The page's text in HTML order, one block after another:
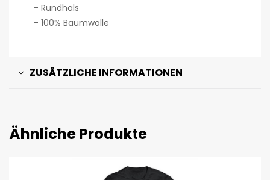
– Rundhals
– 100% Baumwolle
ZUSÄTZLICHE INFORMATIONEN
Ähnliche Produkte